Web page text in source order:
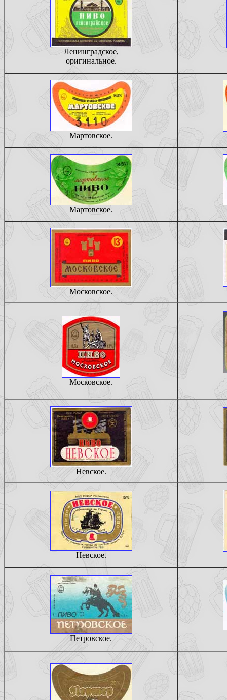
Ленинградское,
оригинальное.
Мартовское.
Мартовское.
Московское.
Московское.
Невское.
Невское.
Петровское.